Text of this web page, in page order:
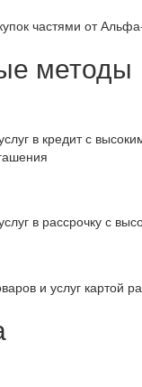
частями от
методы
в кредит с
в рассрочку с
и услуг картой